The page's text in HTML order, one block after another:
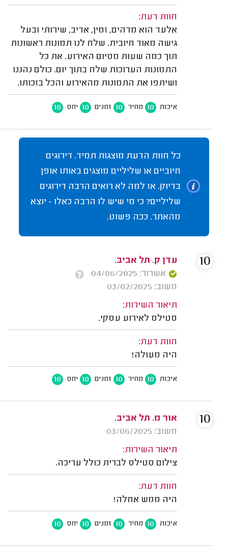
חוות דעת:
אלעד הוא מדהים, זמין, אדיב, שירותי ובעל
גישה מאוד חיובית. שלח לנו תמונות ראשונות
תוך כמה שעות מסיום האירוע. את כל
התמונות הערוכות שלח בתוך יום. כולם נהננו
ושיתפו את התמונות מהאירוע והכל בזכותו.
איכות 10 מחיר 10 זמנים 10 יחס 10
כל חוות הדעת מוצגות תמיד. דירוגים
חיוביים או שליליים מוצגים באותו אופן
בדיוק. אז למה לא רואים הרבה דירוגים
שליליים? כי מי שיש לו הרבה כאלו - יוצא
מהאתר. ככה פשוט.
עדן ק. תל אביב.
אשרור: 04/06/2025
משוב: 03/02/2025
תיאור השירות:
סטילס לאירוע עסקי.
חוות דעת:
היה מעולה!
איכות 10 מחיר 10 זמנים 10 יחס 10
10
אור מ. תל אביב.
משוב: 03/06/2025
תיאור השירות:
צילום סטילס לברית כולל עריכה.
חוות דעת:
היה ממש אחלה!
איכות 10 מחיר 10 זמנים 10 יחס 10
10